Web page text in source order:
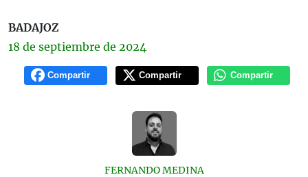
BADAJOZ
18 de septiembre de 2024
Compartir Compartir Compartir
FERNANDO MEDINA